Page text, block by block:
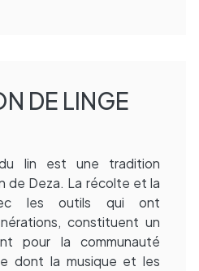
DE LINGE
lin est une tradition
de Deza. La récolte et la
les outils qui ont
constituent un
pour la communauté
dont la musique et les